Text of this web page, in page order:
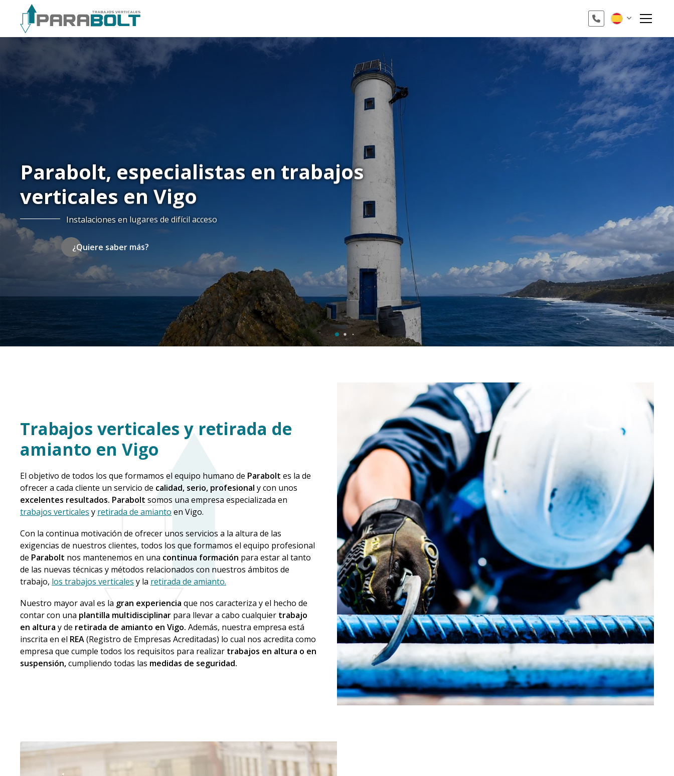
Trabajos verticales y retirada de
amianto en Vigo
El objetivo de todos los que formamos el equipo humano de Parabolt es la de
ofrecer a cada cliente un servicio de calidad, serio, profesional y con unos
excelentes resultados. Parabolt somos una empresa especializada en
trabajos verticales y retirada de amianto en Vigo.
Con la continua motivación de ofrecer unos servicios a la altura de las
exigencias de nuestros clientes, todos los que formamos el equipo profesional
de Parabolt nos mantenemos en una continua formación para estar al tanto
de las nuevas técnicas y métodos relacionados con nuestros ámbitos de
trabajo, los trabajos verticales y la retirada de amianto.
Nuestro mayor aval es la gran experiencia que nos caracteriza y el hecho de
contar con una plantilla multidisciplinar para llevar a cabo cualquier trabajo
en altura y de retirada de amianto en Vigo. Además, nuestra empresa está
inscrita en el REA(Registro de Empresas Acreditadas) lo cual nos acredita como
empresa que cumple todos los requisitos para realizar trabajos en altura o en
suspensión,cumpliendo todas las medidas de seguridad.